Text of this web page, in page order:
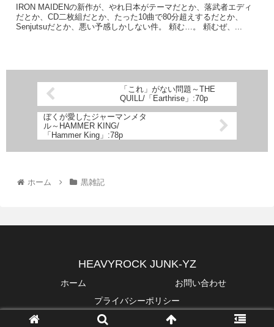
IRON MAIDENの新作が、やれ日本がテーマだとか、落武者エディ
だとか、CD二枚組だとか、たった10曲で80分超えするだとか、
Senjutsuだとか、悪い予感しかしない件。 頼む…。 頼むぜ、...
「これ」がない問題～THE
QUILL/「Earthrise」:70p
ぼくが愛したジャーマンメタ
ル～HAMMER KING/
「Hammer King」:78p
ホーム 黒雑記
HEAVYROCK JUNK-YZ
ホーム
お問い合わせ
プライバシーポリシー
© 2019 HEAVYROCK JUNK-YZ.